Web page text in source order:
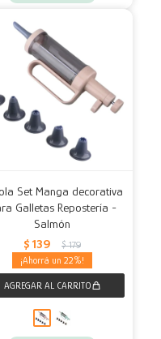
Set Manga decorativa
Galletas Repostería -
Salmón
$ 139 $ 179
22